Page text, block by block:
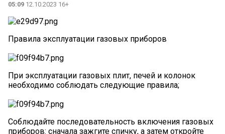
05:09 12.10.2023 16+
Правила эксплуатации газовых приборов
При эксплуатации газовых плит, печей и колонок
необходимо соблюдать следующие правила;
Соблюдайте последовательность включения газовых
приборов: сначала зажгите спичку, а затем откройте